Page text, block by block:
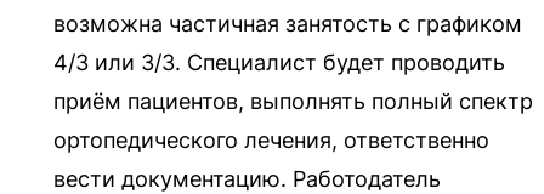
возможна частичная занятость с графиком
4/3 или 3/3. Специалист будет проводить
приём пациентов, выполнять полный спектр
ортопедического лечения, ответственно
вести документацию. Работодатель